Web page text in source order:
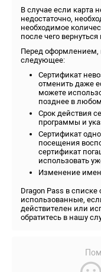
В случае если карта
недостаточно,
необходимое
после чего
Перед оформлением,
следующее:
Сертификат
отменить даже
можете
позднее в
Срок действия
программы и
Сертификат
посещения
сертификат
использовать
Изменение
Dragon Pass в списке
использованные,
действителен или
обратитесь в нашу